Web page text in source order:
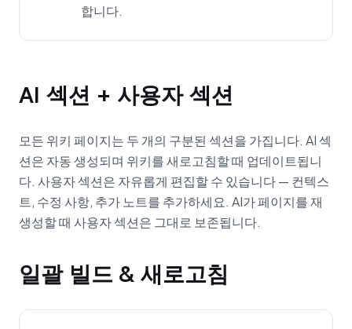
합니다.
AI 섹션 + 사용자 섹션
모든 위키 페이지는 두 개의 구분된 섹션을 가집니다. AI 섹
션은 자동 생성되며 위키를 새로고침할 때 업데이트됩니
다. 사용자 섹션은 자유롭게 편집할 수 있습니다 — 컨텍스
트, 수정 사항, 추가 노트를 추가하세요. AI가 페이지를 재
생성할 때 사용자 섹션은 그대로 보존됩니다.
일괄 빌드 & 새로고침